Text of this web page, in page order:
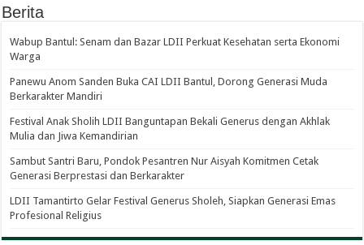
Berita
Wabup Bantul: Senam dan Bazar LDII Perkuat Kesehatan serta Ekonomi
Warga
Panewu Anom Sanden Buka CAI LDII Bantul, Dorong Generasi Muda
Berkarakter Mandiri
Festival Anak Sholih LDII Banguntapan Bekali Generus dengan Akhlak
Mulia dan Jiwa Kemandirian
Sambut Santri Baru, Pondok Pesantren Nur Aisyah Komitmen Cetak
Generasi Berprestasi dan Berkarakter
LDII Tamantirto Gelar Festival Generus Sholeh, Siapkan Generasi Emas
Profesional Religius